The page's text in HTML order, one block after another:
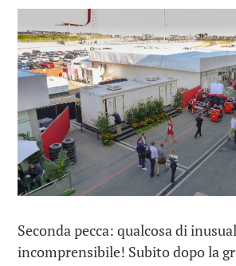
Seconda pecca: qualcosa di
incomprensibile! Subito dopo la